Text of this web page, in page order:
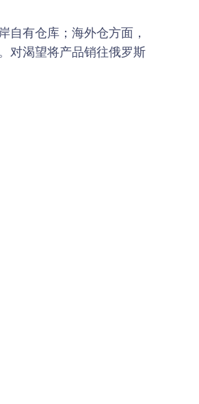
自有仓库；海外仓方面，
对渴望将产品销往俄罗斯